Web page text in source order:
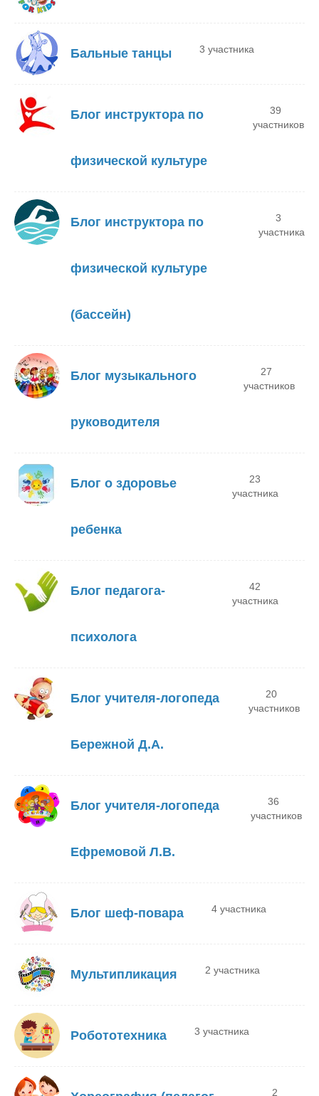
Бальные танцы 3 участника
Блог инструктора по
физической культуре
39
участников
Блог инструктора по
физической культуре
(бассейн)
3
участника
Блог музыкального
руководителя
27
участников
Блог о здоровье
ребенка
23
участника
Блог педагога-
психолога
42
участника
Блог учителя-логопеда
Бережной Д.А.
20
участников
Блог учителя-логопеда
Ефремовой Л.В.
36
участников
Блог шеф-повара 4 участника
Мультипликация 2 участника
Робототехника 3 участника
2